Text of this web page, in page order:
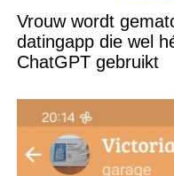
Vrouw wordt
datingapp die wel
ChatGPT gebruikt